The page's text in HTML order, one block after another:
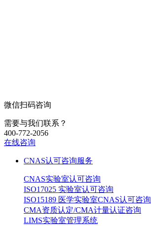
微信扫码咨询
需要与我们联系？
400-772-2056
在线咨询
CNAS认可咨询服务
CNAS实验室认可咨询
ISO17025 实验室认可咨询
ISO15189 医学实验室CNAS认可咨询
CMA资质认定/CMA计量认证咨询
LIMS实验室管理系统